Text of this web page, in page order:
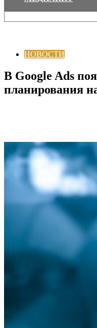
НОВОСТИ
В Google Ads
планирования